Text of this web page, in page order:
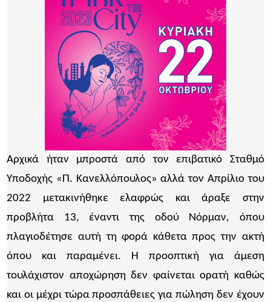
Αρχικά ήταν μπροστά από τον επιβατικό Σταθμό
Υποδοχής «Π. Κανελλόπουλος» αλλά τον Απρίλιο του
2022 μετακινήθηκε ελαφρώς και άραξε στην
προβλήτα 13, έναντι της οδού Νόρμαν, όπου
πλαγιοδέτησε αυτή τη φορά κάθετα προς την ακτή
όπου και παραμένει. Η προοπτική για άμεση
τουλάχιστον αποχώρηση δεν φαίνεται ορατή καθώς
και οι μέχρι τώρα προσπάθειες για πώληση δεν έχουν